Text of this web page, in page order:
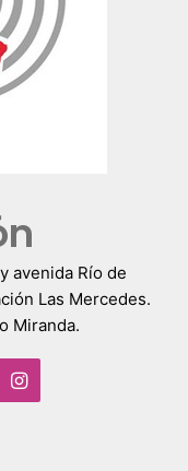
avenida Río de
Las Mercedes.
Miranda.
Instagram